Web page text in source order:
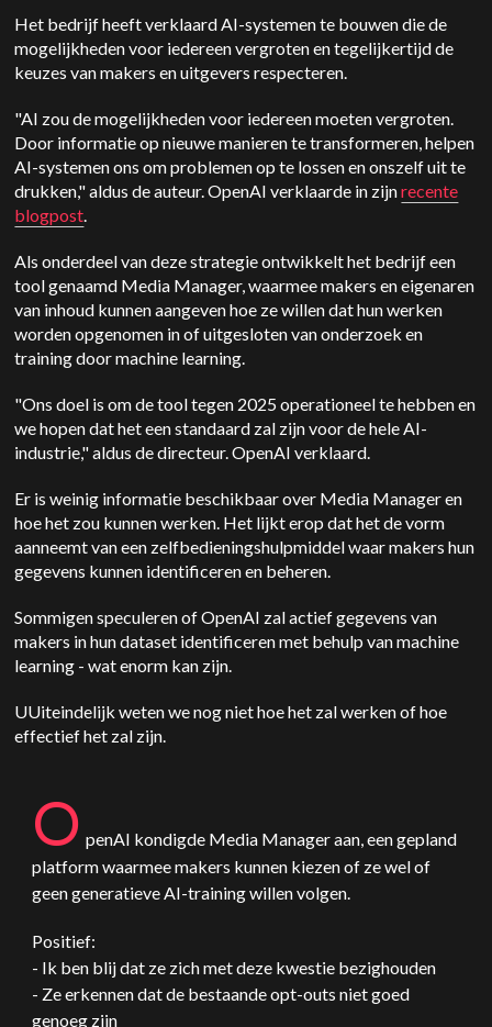
Het bedrijf heeft verklaard AI-systemen te bouwen die de
mogelijkheden voor iedereen vergroten en tegelijkertijd de
keuzes van makers en uitgevers respecteren.
"AI zou de mogelijkheden voor iedereen moeten vergroten.
Door informatie op nieuwe manieren te transformeren, helpen
AI-systemen ons om problemen op te lossen en onszelf uit te
drukken," aldus de auteur.OpenAI verklaarde in zijnrecente
blogpost.
Als onderdeel van deze strategie ontwikkelt het bedrijf een
tool genaamd Media Manager, waarmee makers en eigenaren
van inhoud kunnen aangeven hoe ze willen dat hun werken
worden opgenomen in of uitgesloten van onderzoek en
training door machine learning.
"Ons doel is om de tool tegen 2025 operationeel te hebben en
we hopen dat het een standaard zal zijn voor de hele AI-
industrie," aldus de directeur.OpenAI verklaard.
Er is weinig informatie beschikbaar over Media Manager en
hoe het zou kunnen werken. Het lijkt erop dat het de vorm
aanneemt van een zelfbedieningshulpmiddel waar makers hun
gegevens kunnen identificeren en beheren.
Sommigen speculeren ofOpenAI zal actief gegevens van
makers in hun dataset identificeren met behulp van machine
learning - wat enorm kan zijn.
UUiteindelijk weten we nog niet hoe het zal werken of hoe
effectief het zal zijn.
O penAI kondigde Media Manager aan, een gepland
platform waarmee makers kunnen kiezen of ze wel of
geen generatieve AI-training willen volgen.
Positief:
- Ik ben blij dat ze zich met deze kwestie bezighouden
- Ze erkennen dat de bestaande opt-outs niet goed
genoeg zijn